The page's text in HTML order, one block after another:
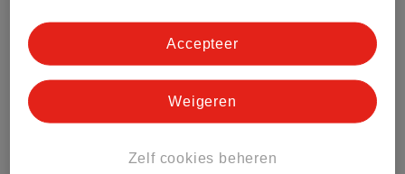
Zelf cookies beheren
Weigeren
Accepteer